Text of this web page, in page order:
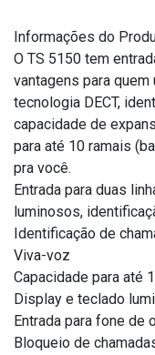
Informações do
O TS 5150 tem
vantagens para quem
tecnologia DECT,
capacidade de
para até 10 ramais
pra você.
Entrada para duas
luminosos,
Identificação de
Viva-voz
Capacidade para até
Display e teclado
Entrada para fone de
Bloqueio de